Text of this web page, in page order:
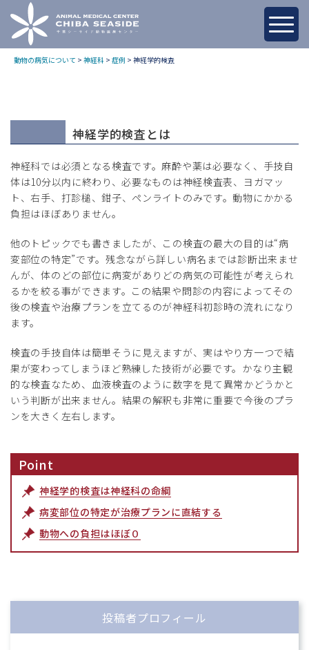
神経学的検査
- 2023.04.01 -
動物の病気について > 神経科 > 症例 > 神経学的検査
神経学的検査とは
神経科では必須となる検査です。麻酔や薬は必要なく、手技自
体は10分以内に終わり、必要なものは神経検査表、ヨガマッ
ト、右手、打診槌、鉗子、ペンライトのみです。動物にかかる
負担はほぼありません。
他のトピックでも書きましたが、この検査の最大の目的は“病
変部位の特定”です。残念ながら詳しい病名までは診断出来ませ
んが、体のどの部位に病変がありどの病気の可能性が考えられ
るかを絞る事ができます。この結果や問診の内容によってその
後の検査や治療プランを立てるのが神経科初診時の流れになり
ます。
検査の手技自体は簡単そうに見えますが、実はやり方一つで結
果が変わってしまうほど熟練した技術が必要です。かなり主観
的な検査なため、血液検査のように数字を見て異常かどうかと
いう判断が出来ません。結果の解釈も非常に重要で今後のプラ
ンを大きく左右します。
Point
神経学的検査は神経科の命綱
病変部位の特定が治療プランに直結する
動物への負担はほぼ０
投稿者プロフィール